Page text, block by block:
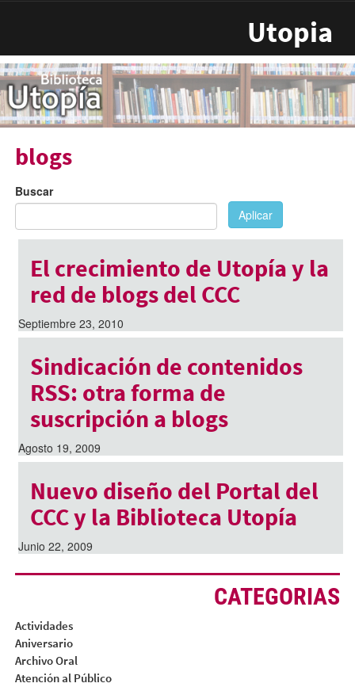
Utopia
blogs
Buscar
Aplicar
El crecimiento de Utopía y la
red de blogs del CCC
Septiembre 23, 2010
Sindicación de contenidos
RSS: otra forma de
suscripción a blogs
Agosto 19, 2009
Nuevo diseño del Portal del
CCC y la Biblioteca Utopía
Junio 22, 2009
CATEGORIAS
Actividades
Aniversario
Archivo Oral
Atención al Público